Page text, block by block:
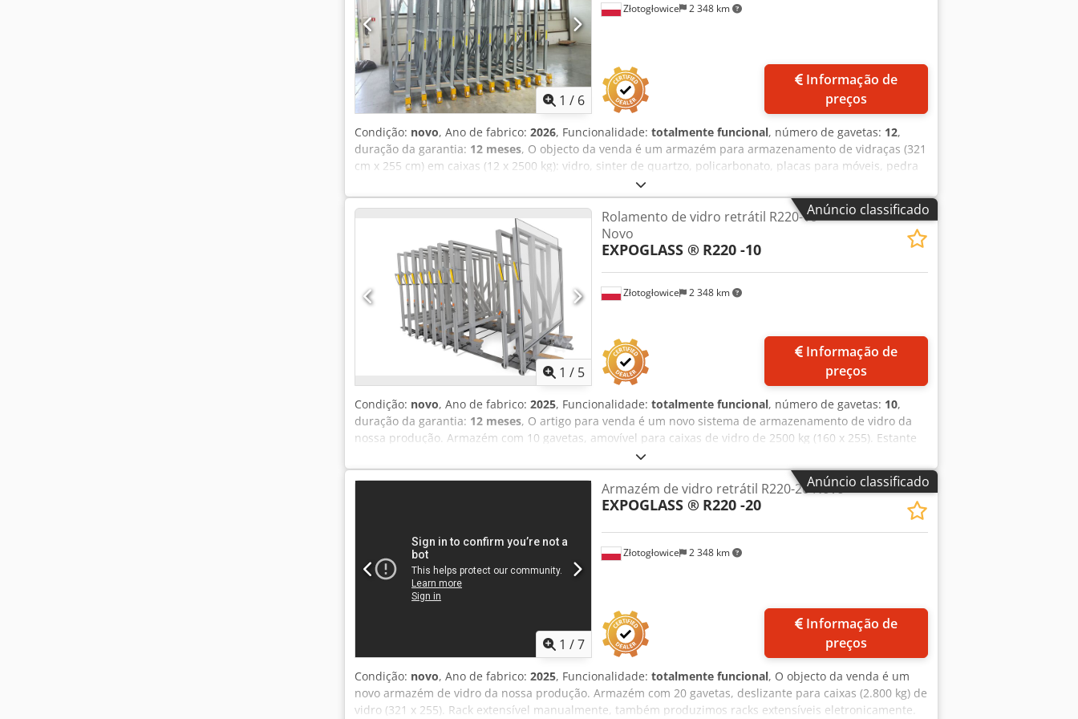
área de cultivo planejada. Dodpfxogfm Nmj Adyjkr
1 / 6
Złotogłowice 2 348 km
preços
Condição: novo, Ano de fabrico: 2026, Funcionalidade: totalmente funcional, número de gavetas: 12,
duração da garantia: 12 meses, O objecto da venda é um armazém para armazenamento de vidraças (321
cm x 255 cm) em caixas (12 x 2500 kg): vidro, sinter de quartzo, policarbonato, placas para móveis, pedra
ou outros materiais de cartão. O magazine tem a forma de gavetas extraíveis ligeiramente inclinadas.
Graças a ele, você pode economizar até 75% de espaço, pois todas as gavetas são paralelas entre si e
distam apenas 10 milímetros uma da outra. Oferecemos várias dimensões e versões de capacidade,
enquanto após consulta, também podemos produzir um armazém com vários parâmetros, tendo em
conta as suas condições e desejos individuais. Dedpfx Adef Sqf Ueyskr Recomendamos a revista para
empresas de vidro, pedra, móveis e publicidade, que se preocupam com o uso eficaz de seu espaço.
Anúncio classificado
1 / 5
Złotogłowice 2 348 km
Rolamento de vidro retrátil R220-10
Novo
EXPOGLASS ® R220 -10
preços
Condição: novo, Ano de fabrico: 2025, Funcionalidade: totalmente funcional, número de gavetas: 10,
duração da garantia: 12 meses, O artigo para venda é um novo sistema de armazenamento de vidro da
nossa produção. Armazém com 10 gavetas, amovível para caixas de vidro de 2500 kg (160 x 255). Estante
extensível manualmente, também produzimos estantes extensíveis eletronicamente. Número de gavetas,
tamanho de acordo com as necessidades do cliente. As gavetas deslizam sobre a barra plana (lado de
carga) para evitar que se soltem. Os nossos montadores podem instalar a estante nas instalações do
cliente em qualquer ponto da Europa. Dedpogd Ilyefx Adyekr
Anúncio classificado
1 /7
Złotogłowice 2 348 km
Armazém de vidro retrátil R220-20 Novo
EXPOGLASS ® R220 -20
preços
Condição: novo, Ano de fabrico: 2025, Funcionalidade: totalmente funcional, O objecto da venda é um
novo armazém de vidro da nossa produção. Armazém com 20 gavetas, deslizante para caixas (2.800 kg) de
vidro (321 x 255). Rack extensível manualmente, também produzimos racks extensíveis eletronicamente.